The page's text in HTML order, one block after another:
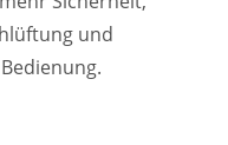
und